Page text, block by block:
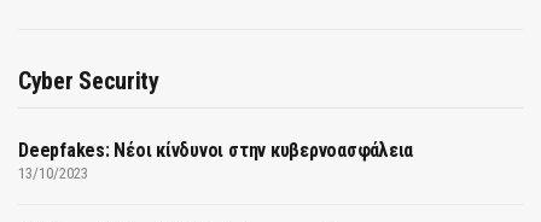
Cyber Security
Deepfakes: Νέοι κίνδυνοι στην κυβερνοασφάλεια
13/10/2023